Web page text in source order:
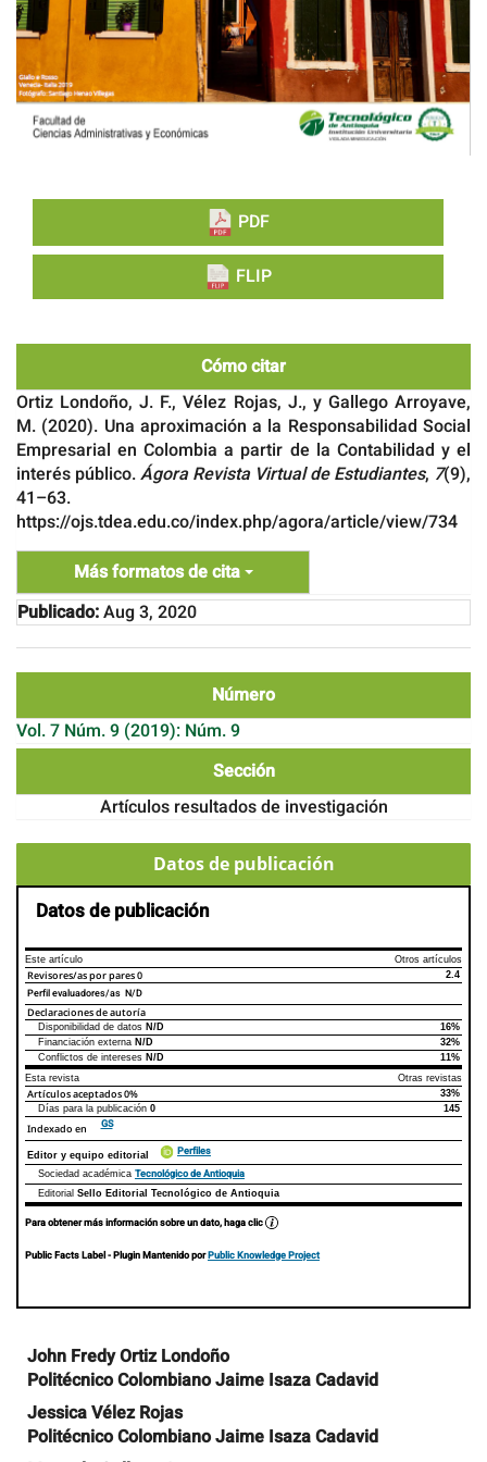
PDF
FLIP
Cómo citar
Ortiz Londoño, J. F., Vélez Rojas, J., y Gallego Arroyave,
M. (2020). Una aproximación a la Responsabilidad Social
Empresarial en Colombia a partir de la Contabilidad y el
interés público.Ágora Revista Virtual de Estudiantes, 7(9),
41–63.
https://ojs.tdea.edu.co/index.php/agora/article/view/734
Más formatos de cita
Publicado:Aug 3, 2020
Número
Vol. 7 Núm. 9 (2019): Núm. 9
Sección
Artículos resultados de investigación
Datos de publicación
Datos de publicación
Este artículo Otros artículos
Revisores/as por pares0 2.4
Perfil evaluadores/as N/D
Declaraciones de autoría
Declaraciones de autoríaEste artículo
Disponibilidad de datos N/D
16%
Financiación externa N/D
32%
Conflictos de intereses N/D
11%
Esta revista
Otras revistas
Artículos aceptados0%
33%
Días para la publicación 0 145
Indexado en GS
Editor y equipo editorial Perfiles
Sociedad académica Tecnológico de Antioquia
Editorial Sello Editorial Tecnológico de Antioquia
Para obtener más información sobre un dato, haga clic
Public Facts Label- Plugin Mantenido porPublic Knowledge Project
Contenido
principal
del
artículo
John Fredy Ortiz Londoño
Politécnico Colombiano Jaime Isaza Cadavid
Jessica Vélez Rojas
Politécnico Colombiano Jaime Isaza Cadavid